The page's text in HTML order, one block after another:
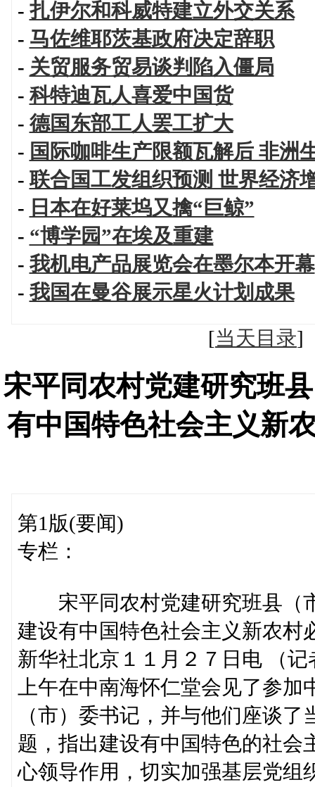
- 扎伊尔和科威特建立外交关系
- 马佐维耶茨基政府决定辞职
- 关贸服务贸易谈判陷入僵局
- 科特迪瓦人喜爱中国货
- 德国东部工人罢工扩大
- 国际咖啡生产限额瓦解后 非洲
-联合国工发组织预测 世界经济
- 日本在好莱坞又擒“巨鲸”
- “博学园”在埃及重建
- 我机电产品展览会在墨尔本开幕
- 我国在曼谷展示星火计划成果
[当天目录
宋平同农村党建研究班
有中国特色社会主义新
第1版(要闻)
专栏：
宋平同农村党建研究班县（
建设有中国特色社会主义新农村
新华社北京１１月２７日电 （
上午在中南海怀仁堂会见了参
（市）委书记，并与他们座谈
题，指出建设有中国特色的社会
心领导作用，切实加强基层党组